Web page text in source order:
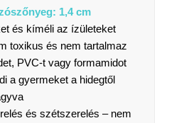
1,4 cm
és kíméli az ízületeket
toxikus és nem tartalmaz
PVC-t vagy formamidot
a gyermeket a hidegtől
és szétszerelés – nem